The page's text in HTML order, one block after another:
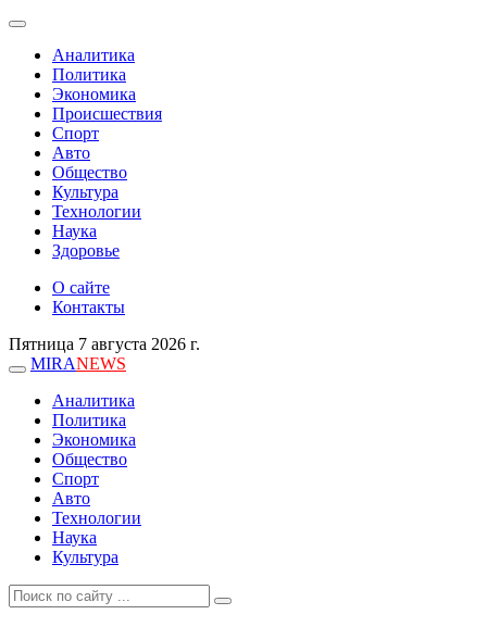
Аналитика
Политика
Экономика
Происшествия
Спорт
Авто
Общество
Культура
Технологии
Наука
Здоровье
О сайте
Контакты
Пятница 7 августа 2026 г.
MIRANEWS
Аналитика
Политика
Экономика
Общество
Спорт
Авто
Технологии
Наука
Культура